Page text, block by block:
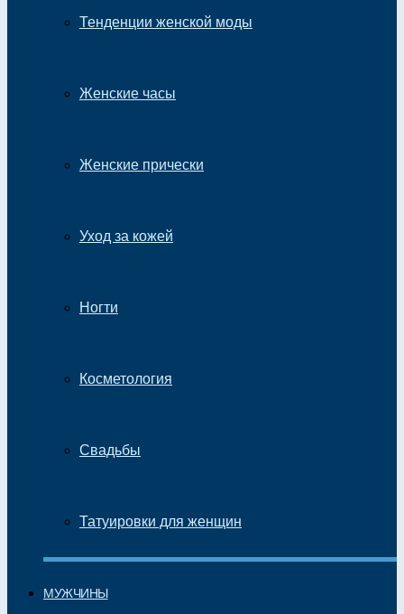
Тенденции женской моды
Женские часы
Женские прически
Уход за кожей
Ногти
Косметология
Свадьбы
Татуировки для женщин
МУЖЧИНЫ